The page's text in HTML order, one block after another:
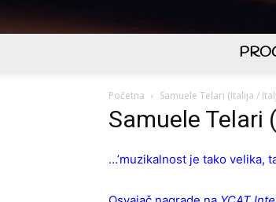
Početna Samuele Telari (Italija /
Samuele Telari
…’muzikalnost je tako velika,